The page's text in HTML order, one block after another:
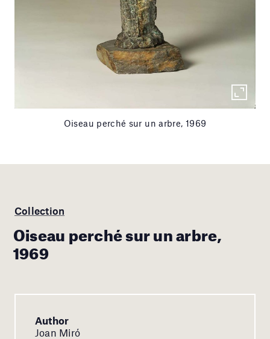
Oiseau perché sur un arbre, 1969
Collection
Oiseau perché sur un arbre,
1969
Author
Joan Miró